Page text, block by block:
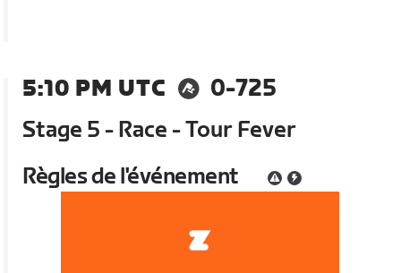
5:10 PM UTC
0-725
Stage 5 - Race - Tour Fever
Règles de l'événement